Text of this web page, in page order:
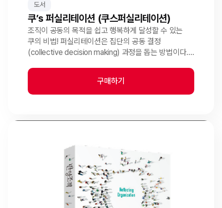
도서
쿠’s 퍼실리테이션 (쿠스퍼실리테이션)
조직이 공동의 목적을 쉽고 행복하게 달성할 수 있는
쿠의 비법! 퍼실리테이션은 집단의 공동 결정
(collective decision making) 과정을 돕는 방법이다.
조직의 결정이 곧 자신의 결정이 될 수 있도록 실현하는
기술이다. 이 책은 20년 이상 크고 작은 조...
구매하기